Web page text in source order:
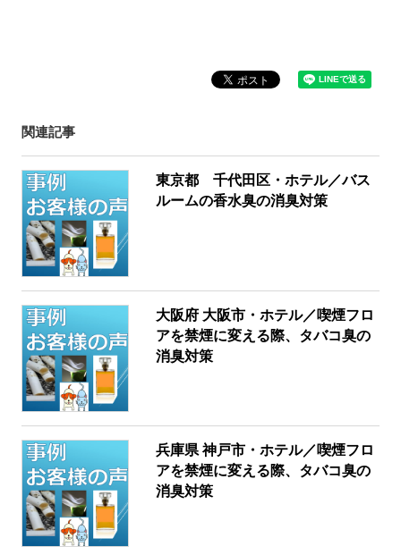
関連記事
東京都 千代田区・ホテル／バス
ルームの香水臭の消臭対策
大阪府 大阪市・ホテル／喫煙フロ
アを禁煙に変える際、タバコ臭の
消臭対策
兵庫県 神戸市・ホテル／喫煙フロ
アを禁煙に変える際、タバコ臭の
消臭対策